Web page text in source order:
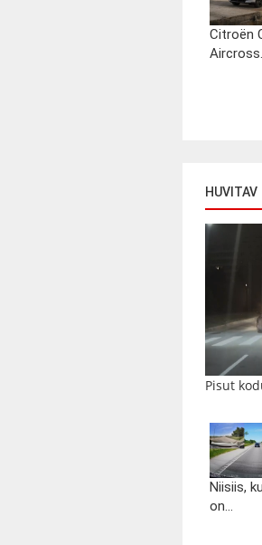
Citroën
HUVITAV
Pisut
Niisiis,
on...